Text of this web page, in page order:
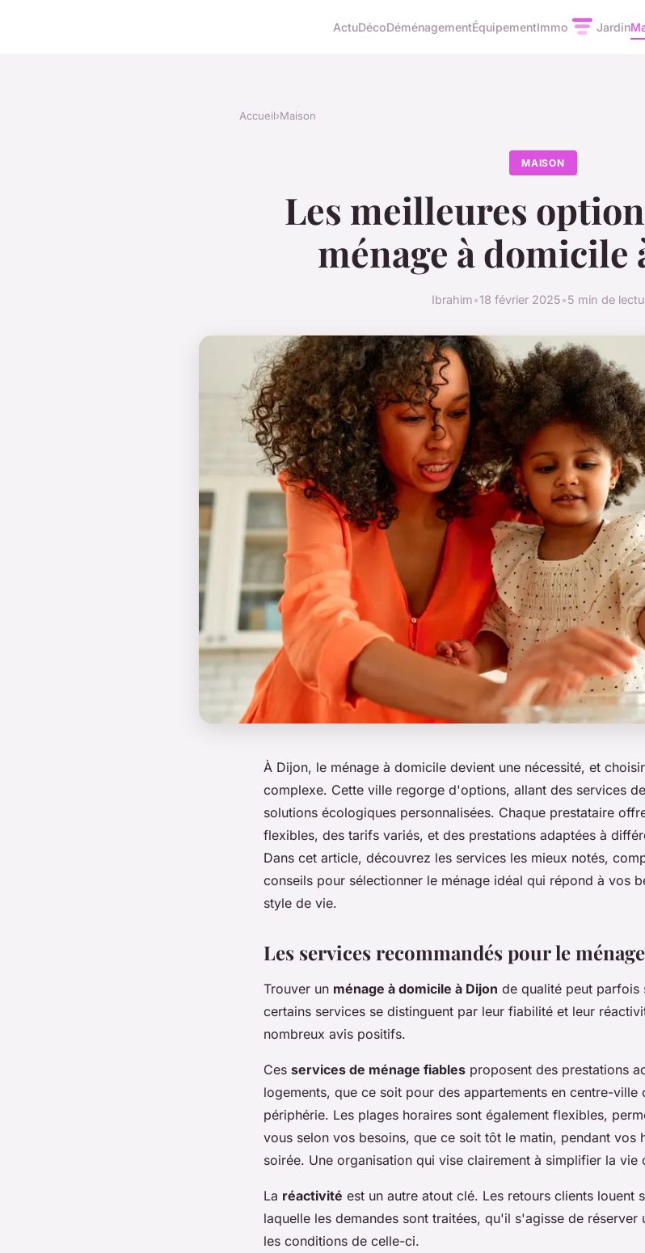
ActuDécoDéménagementÉquipementImmo Jardin
Accueil›Maison
MAISON
Les meilleures
ménage à domicile
Ibrahim•18 février 2025•5 min de
À Dijon, le ménage à domicile devient une nécessité, et
complexe. Cette ville regorge d'options, allant des services
solutions écologiques personnalisées. Chaque prestataire
flexibles, des tarifs variés, et des prestations adaptées à
Dans cet article, découvrez les services les mieux notés,
conseils pour sélectionner le ménage idéal qui répond à vos
style de vie.
Les services recommandés pour le
Trouver un ménage à domicile à Dijon de qualité peut parfois
certains services se distinguent par leur fiabilité et leur
nombreux avis positifs.
Ces services de ménage fiables proposent des prestations
logements, que ce soit pour des appartements en centre-ville
périphérie. Les plages horaires sont également flexibles,
vous selon vos besoins, que ce soit tôt le matin, pendant vos
soirée. Une organisation qui vise clairement à simplifier la vie
La réactivité est un autre atout clé. Les retours clients louent
laquelle les demandes sont traitées, qu'il s'agisse de
les conditions de celle-ci.